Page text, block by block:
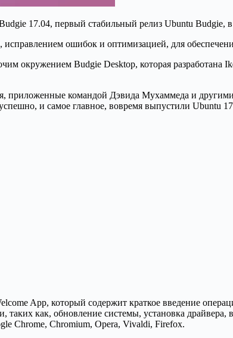
17.04, первый стабильный релиз Ubuntu Budgie,
ошибок и оптимизацией, для
окружением Budgie Desktop, которая
приложенные командой Дэвида Мухаммеда и
и самое главное, вовремя выпустили Ubuntu
App, который содержит краткое введение
как, обновление системы, установка драйвера,
Chrome, Chromium, Opera, Vivaldi, Firefox.